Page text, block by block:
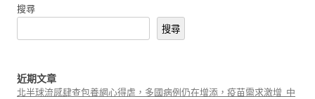
搜尋
搜尋
近期文章
北半球流感肆查包養網心得虐，多國病例仍在增添，疫苗需求激增_中